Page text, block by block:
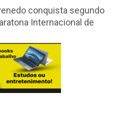
conquista segundo
Internacional de